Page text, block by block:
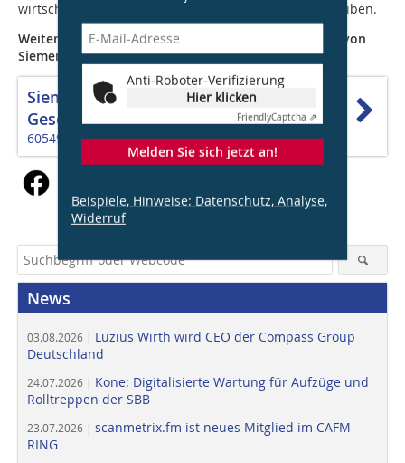
wirtschaftlicher, komfortabler und resilienter zu betreiben.
Weitere Information liefert das
von
Siemens.
Siemens AG, Smart Infrastructure
Geschäftsbereich Buildings
60549 Frankfurt am Main
Anti-Roboter-Verifizierung
Hier klicken
FriendlyCaptcha ⇗
Melden Sie sich jetzt an!
Beispiele, Hinweise: Datenschutz, Analyse,
Widerruf
News
03.08.2026 | Luzius Wirth wird CEO der Compass Group
Deutschland
24.07.2026 | Kone: Digitalisierte Wartung für Aufzüge und
Rolltreppen der SBB
23.07.2026 | scanmetrix.fm ist neues Mitglied im CAFM
RING